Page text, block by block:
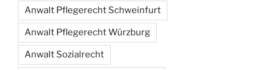
Anwalt Pflegerecht Schweinfurt
Anwalt Pflegerecht Würzburg
Anwalt Sozialrecht